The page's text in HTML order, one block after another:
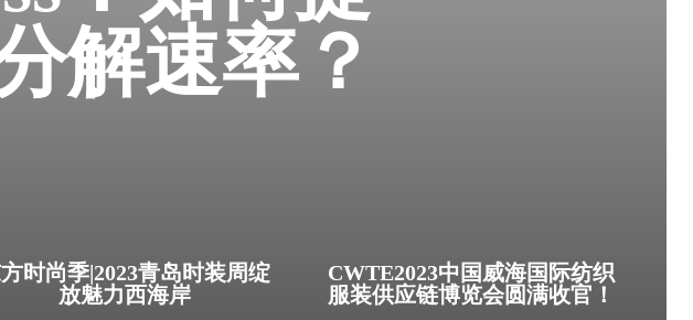
解速率？
时尚季|2023青岛时装周绽
放魅力西海岸
CWTE2023中国威海国际纺织
服装供应链博览会圆满收官！